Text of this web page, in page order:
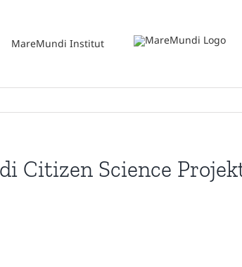
MareMundi Institut
Citizen Science